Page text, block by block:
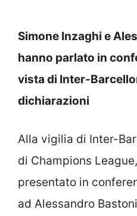
Simone Inzaghi e
hanno parlato in
vista di Inter-
dichiarazioni
Alla vigilia di Inter-
di Champions
presentato in
ad Alessandro